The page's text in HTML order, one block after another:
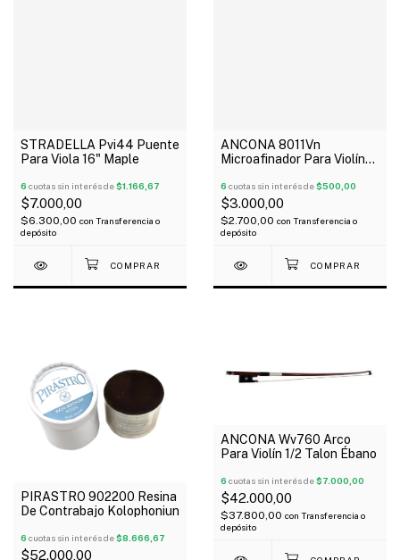
STRADELLA Pvi44 Puente
Para Viola 16" Maple
6 cuotas sin interés de$1.166,67
$7.000,00
$6.300,00 con Transferencia o
depósito
ANCONA 8011Vn
Microafinador Para Violín
6 cuotas sin interés de$500,00
$3.000,00
$2.700,00 con Transferencia o
depósito
PIRASTRO 902200 Resina
De Contrabajo Kolophoniun
6 cuotas sin interés de$8.666,67
$52.000,00
ANCONA Wv760 Arco
Para Violín 1/2 Talon Ébano
6 cuotas sin interés de$7.000,00
$42.000,00
$37.800,00 con Transferencia o
depósito